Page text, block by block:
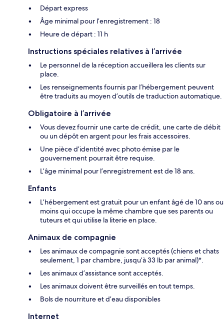
Départ express
Âge minimal pour l’enregistrement : 18
Heure de départ : 11 h
Instructions spéciales relatives à l’arrivée
Le personnel de la réception accueillera les clients sur
place.
Les renseignements fournis par l’hébergement peuvent
être traduits au moyen d’outils de traduction automatique.
Obligatoire à l’arrivée
Vous devez fournir une carte de crédit, une carte de débit
ou un dépôt en argent pour les frais accessoires.
Une pièce d’identité avec photo émise par le
gouvernement pourrait être requise.
L’âge minimal pour l’enregistrement est de 18 ans.
Enfants
L’hébergement est gratuit pour un enfant âgé de 10 ans ou
moins qui occupe la même chambre que ses parents ou
tuteurs et qui utilise la literie en place.
Animaux de compagnie
Les animaux de compagnie sont acceptés (chiens et chats
seulement, 1 par chambre, jusqu’à 33 lb par animal)*.
Les animaux d’assistance sont acceptés.
Les animaux doivent être surveillés en tout temps.
Bols de nourriture et d’eau disponibles
Internet